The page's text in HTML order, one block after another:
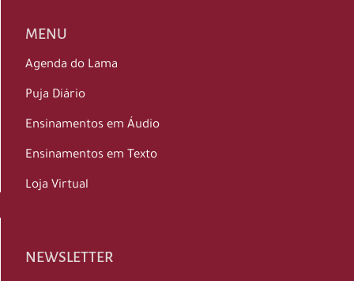
MENU
Agenda do Lama
Puja Diário
Ensinamentos em Áudio
Ensinamentos em Texto
Loja Virtual
NEWSLETTER